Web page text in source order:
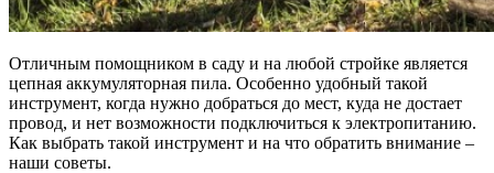
Отличным помощником в саду и на любой стройке является
цепная аккумуляторная пила. Особенно удобный такой
инструмент, когда нужно добраться до мест, куда не достает
провод, и нет возможности подключиться к электропитанию.
Как выбрать такой инструмент и на что обратить внимание –
наши советы.